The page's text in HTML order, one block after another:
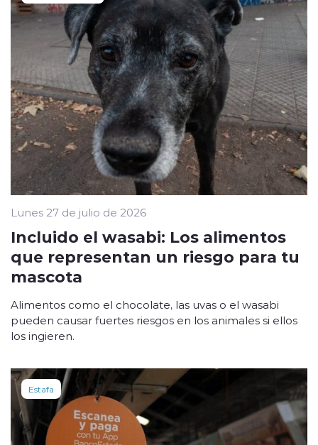
Lunes 27 de julio de 2026
Incluido el wasabi: Los alimentos
que representan un riesgo para tu
mascota
Alimentos como el chocolate, las uvas o el wasabi
pueden causar fuertes riesgos en los animales si ellos
los ingieren.
Estafa